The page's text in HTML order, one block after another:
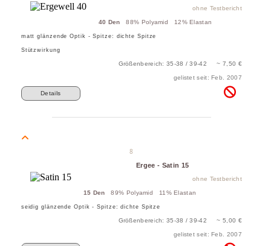
ohne Testbericht
40 Den 88% Polyamid 12% Elastan
matt glänzende Optik - Spitze: dichte Spitze
Stützwirkung
Größenbereich: 35-38 / 39-42 ~ 7,50 €
gelistet seit: Feb. 2007
Details
8
Ergee - Satin 15
ohne Testbericht
15 Den 89% Polyamid 11% Elastan
seidig glänzende Optik - Spitze: dichte Spitze
Größenbereich: 35-38 / 39-42 ~ 5,00 €
gelistet seit: Feb. 2007